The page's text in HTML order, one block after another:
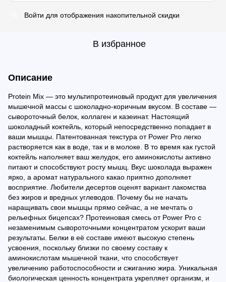
Войти для отображения накопительной скидки
В избранное
Описание
Protein Mix — это мультипротеиновый продукт для увеличения
мышечной массы с шоколадно-коричным вкусом. В составе —
сывороточный белок, коллаген и казеинат. Настоящий
шоколадный коктейль, который непосредственно попадает в
ваши мышцы. Патентованная текстура от Power Pro легко
растворяется как в воде, так и в молоке. В то время как густой
коктейль наполняет ваш желудок, его аминокислоты активно
питают и способствуют росту мышц. Вкус шоколада выражен
ярко, а аромат натурального какао приятно дополняет
восприятие. Любители десертов оценят вариант лакомства
без жиров и вредных углеводов. Почему бы не начать
наращивать свои мышцы прямо сейчас, а не мечтать о
рельефных бицепсах? Протеиновая смесь от Power Pro с
незаменимым сывороточными концентратом ускорит ваши
результаты. Белки в её составе имеют высокую степень
усвоения, поскольку близки по своему составу к
аминокислотам мышечной ткани, что способствует
увеличению работоспособности и сжиганию жира. Уникальная
биологическая ценность концентрата укрепляет организм, и